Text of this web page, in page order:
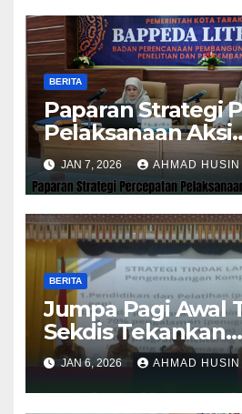
BERITA
Paparan Strategi
Pelaksanaan Aksi
Konvergensi
Stunting 2025
JAN 7, 2026 AHMAD HUSIN
BERITA
Jumpa Pagi Awal
Sekdis Tekankan
Pengawasan Aset
Evaluasi Kinerja
Pemerintahan
JAN 6, 2026 AHMAD HUSIN